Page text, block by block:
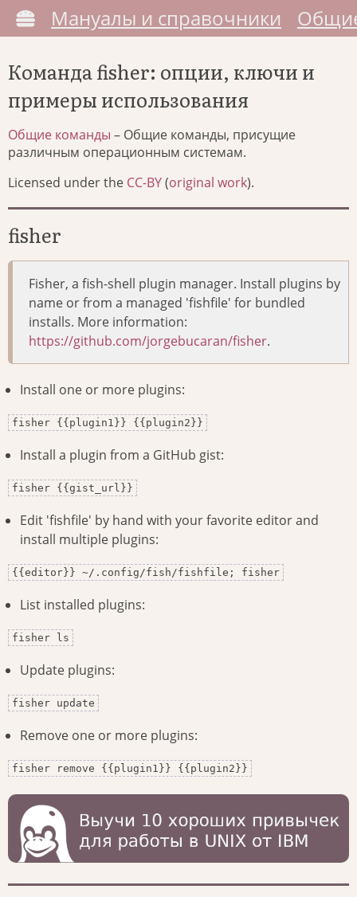
Мануалы и справочники
Команда fisher: опции, ключи и
примеры использования
Общие команды – Общие команды, присущие
различным операционным системам.
Licensed under the CC-BY(original work).
fisher
Fisher, a fish-shell plugin manager. Install plugins by
name or from a managed 'fishfile' for bundled
installs. More information:
https://github.com/jorgebucaran/fisher.
Install one or more plugins:
fisher {{plugin1}} {{plugin2}}
Install a plugin from a GitHub gist:
fisher {{gist_url}}
Edit 'fishfile' by hand with your favorite editor and
install multiple plugins:
{{editor}} ~/.config/fish/fishfile; fisher
List installed plugins:
fisher ls
Update plugins:
fisher update
Remove one or more plugins:
fisher remove {{plugin1}} {{plugin2}}